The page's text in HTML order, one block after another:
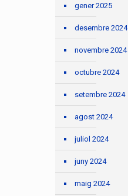
gener 2025
desembre 2024
novembre 2024
octubre 2024
setembre 2024
agost 2024
juliol 2024
juny 2024
maig 2024